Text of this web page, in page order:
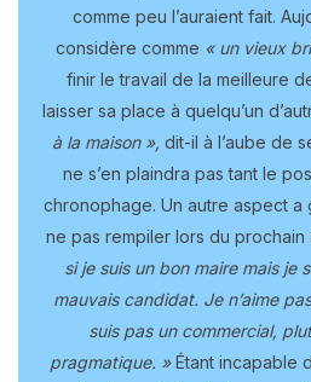
comme peu l’auraient fait.
considère comme « un vieux
finir le travail de la meilleure
laisser sa place à quelqu’un
à la maison », dit-il à l’aube de
ne s’en plaindra pas tant le
chronophage. Un autre aspect
ne pas rempiler lors du prochain
si je suis un bon maire mais je
mauvais candidat. Je n’aime
suis pas un commercial,
pragmatique. »Étant incapable